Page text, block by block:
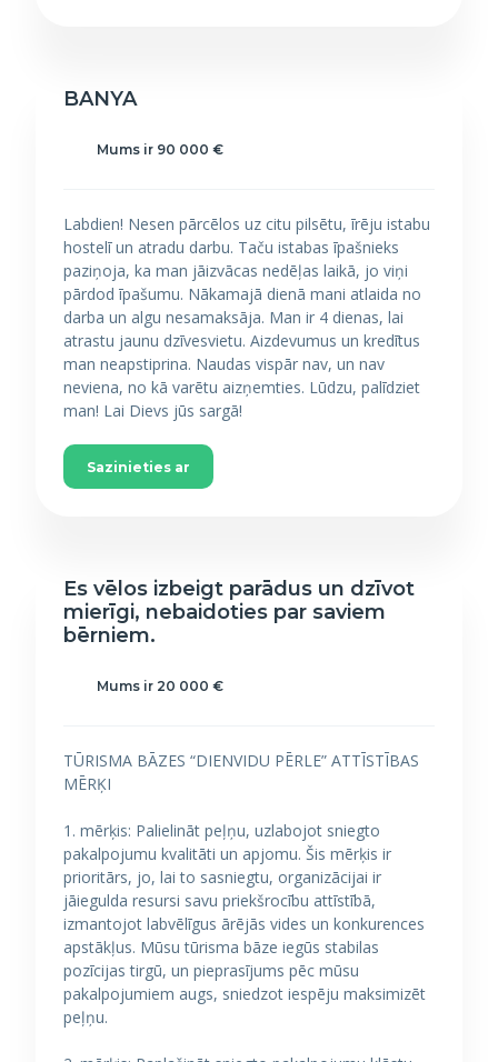
BANYA
Mums ir 90 000 €
Labdien! Nesen pārcēlos uz citu pilsētu, īrēju istabu
hostelī un atradu darbu. Taču istabas īpašnieks
paziņoja, ka man jāizvācas nedēļas laikā, jo viņi
pārdod īpašumu. Nākamajā dienā mani atlaida no
darba un algu nesamaksāja. Man ir 4 dienas, lai
atrastu jaunu dzīvesvietu. Aizdevumus un kredītus
man neapstiprina. Naudas vispār nav, un nav
neviena, no kā varētu aizņemties. Lūdzu, palīdziet
man! Lai Dievs jūs sargā!
Sazinieties ar
Es vēlos izbeigt parādus un dzīvot
mierīgi, nebaidoties par saviem
bērniem.
Mums ir 20 000 €
TŪRISMA BĀZES “DIENVIDU PĒRLE” ATTĪSTĪBAS
MĒRĶI
1. mērķis: Palielināt peļņu, uzlabojot sniegto
pakalpojumu kvalitāti un apjomu. Šis mērķis ir
prioritārs, jo, lai to sasniegtu, organizācijai ir
jāiegulda resursi savu priekšrocību attīstībā,
izmantojot labvēlīgus ārējās vides un konkurences
apstākļus. Mūsu tūrisma bāze iegūs stabilas
pozīcijas tirgū, un pieprasījums pēc mūsu
pakalpojumiem augs, sniedzot iespēju maksimizēt
peļņu.